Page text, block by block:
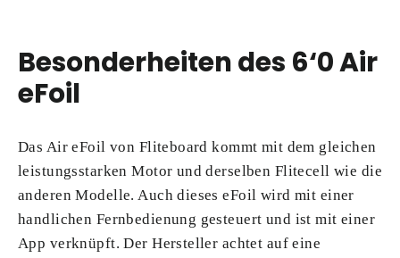
Besonderheiten des 6‘0 Air
eFoil
Das Air eFoil von Fliteboard kommt mit dem gleichen
leistungsstarken Motor und derselben Flitecell wie die
anderen Modelle. Auch dieses eFoil wird mit einer
handlichen Fernbedienung gesteuert und ist mit einer
App verknüpft. Der Hersteller achtet auf eine